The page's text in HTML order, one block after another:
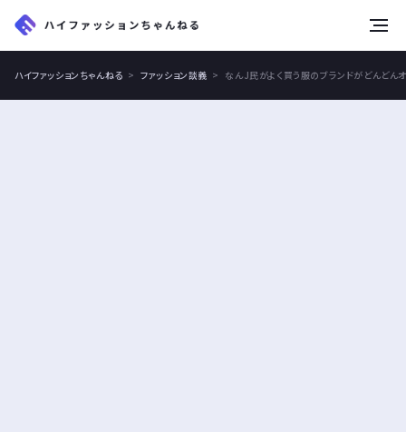
ハイファッションちゃんねる ファッション談義 なんJ民がよく買う服のブランドがどんどん